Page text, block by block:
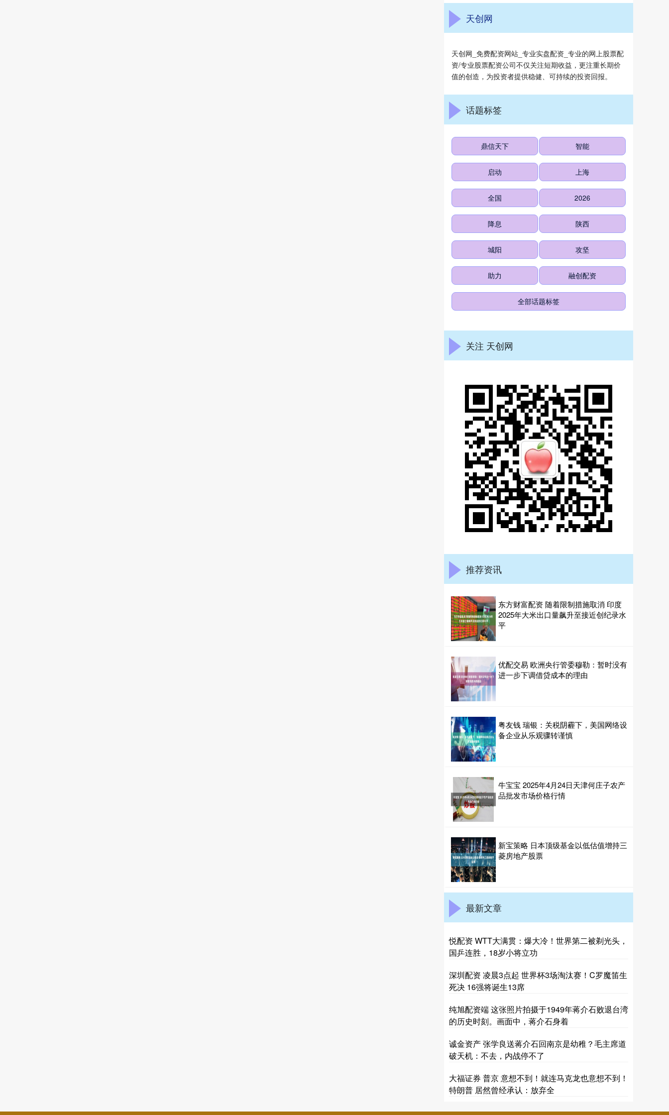
天创网
天创网_免费配资网站_专业实盘配资_专业的网上股票配
资/专业股票配资公司不仅关注短期收益，更注重长期价
值的创造，为投资者提供稳健、可持续的投资回报。
话题标签
鼎信天下 智能
启动 上海
全国 2026
降息 陕西
城阳 攻坚
助力 融创配资
全部话题标签
关注 天创网
推荐资讯
东方财富配资 随着限制措施取消 印度
2025年大米出口量飙升至接近创纪录水
平
优配交易 欧洲央行管委穆勒：暂时没有
进一步下调借贷成本的理由
粤友钱 瑞银：关税阴霾下，美国网络设
备企业从乐观骤转谨慎
牛宝宝 2025年4月24日天津何庄子农产
品批发市场价格行情
新宝策略 日本顶级基金以低估值增持三
菱房地产股票
最新文章
悦配资 WTT大满贯：爆大冷！世界第二被剃光头，
国乒连胜，18岁小将立功
深圳配资 凌晨3点起 世界杯3场淘汰赛！C罗魔笛生
死决 16强将诞生13席
纯旭配资端 这张照片拍摄于1949年蒋介石败退台湾
的历史时刻。画面中，蒋介石身着
诚金资产 张学良送蒋介石回南京是幼稚？毛主席道
破天机：不去，内战停不了
大福证券 普京 意想不到！就连马克龙也意想不到！
特朗普 居然曾经承认：放弃全